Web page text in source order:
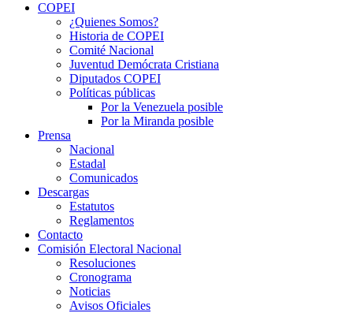
COPEI
¿Quienes Somos?
Historia de COPEI
Comité Nacional
Juventud Demócrata Cristiana
Diputados COPEI
Políticas públicas
Por la Venezuela posible
Por la Miranda posible
Prensa
Nacional
Estadal
Comunicados
Descargas
Estatutos
Reglamentos
Contacto
Comisión Electoral Nacional
Resoluciones
Cronograma
Noticias
Avisos Oficiales